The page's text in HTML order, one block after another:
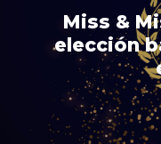
Miss &
elección